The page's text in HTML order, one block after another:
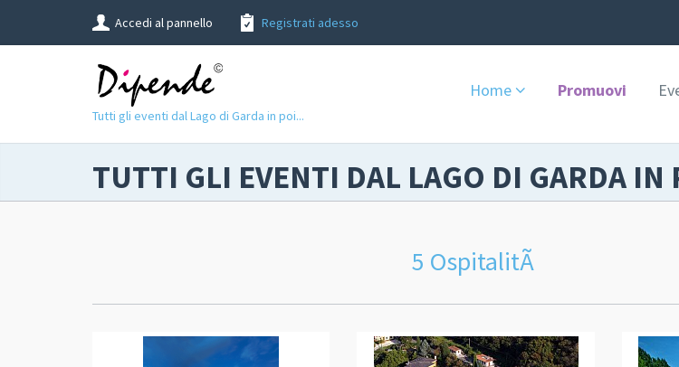
Accedi al pannello Registrati adesso
Tutti gli eventi dal Lago di Garda in poi...
Home Promuovi
TUTTI GLI EVENTI DAL LAGO DI GARDA IN
5 OspitalitÃ